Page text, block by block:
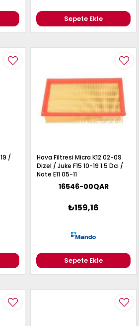
Sepete Ekle
/
Hava Filtresi Micra K12 02-09
Dizel / Juke F15 10-19 1.5 Dcı /
Note E11 05-11
16546-00QAR
₺159,16
Sepete Ekle